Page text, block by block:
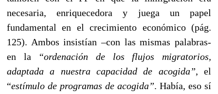
necesaria, enriquecedora y juega un papel
fundamental en el crecimiento económico (pág.
125). Ambos insistían –con las mismas palabras-
en la
“ordenación de los flujos migratorios,
adaptada a nuestra capacidad de acogida”, el
“estímulo de programas de acogida”. Había, eso sí